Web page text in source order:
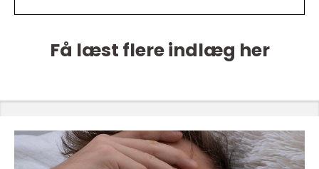
Få læst flere indlæg her